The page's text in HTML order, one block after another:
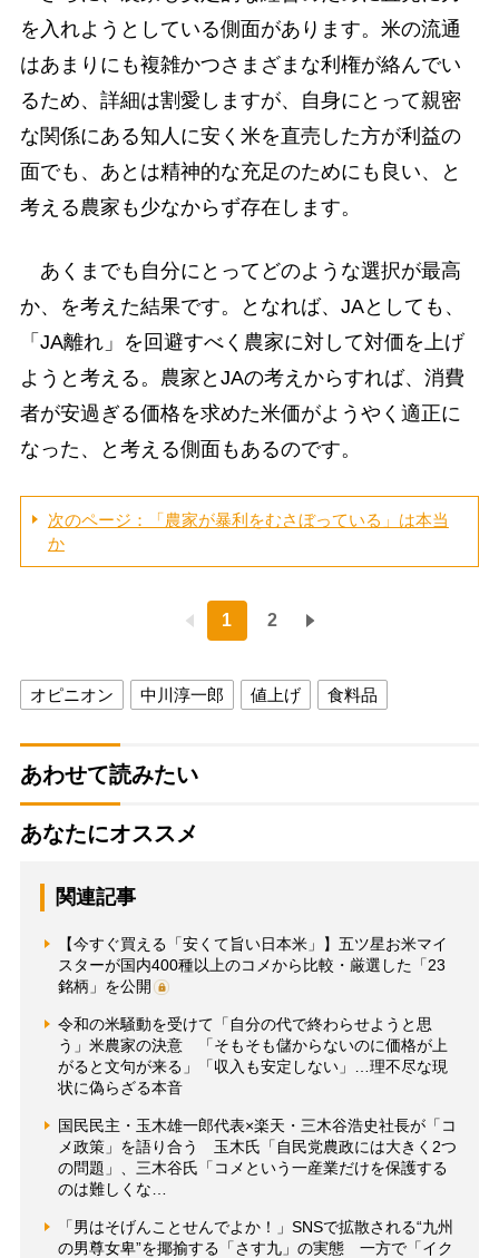
を入れようとしている側面があります。米の流通
はあまりにも複雑かつさまざまな利権が絡んでい
るため、詳細は割愛しますが、自身にとって親密
な関係にある知人に安く米を直売した方が利益の
面でも、あとは精神的な充足のためにも良い、と
考える農家も少なからず存在します。
あくまでも自分にとってどのような選択が最高
か、を考えた結果です。となれば、JAとしても、
「JA離れ」を回避すべく農家に対して対価を上げ
ようと考える。農家とJAの考えからすれば、消費
者が安過ぎる価格を求めた米価がようやく適正に
なった、と考える側面もあるのです。
次のページ：「農家が暴利をむさぼっている」は本当
か
1 2
オピニオン 中川淳一郎 値上げ 食料品
あわせて読みたい
あなたにオススメ
関連記事
【今すぐ買える「安くて旨い日本米」】五ツ星お米マイ
スターが国内400種以上のコメから比較・厳選した「23
銘柄」を公開
令和の米騒動を受けて「自分の代で終わらせようと思
う」米農家の決意 「そもそも儲からないのに価格が上
がると文句が来る」「収入も安定しない」…理不尽な現
状に偽らざる本音
国民民主・玉木雄一郎代表×楽天・三木谷浩史社長が「コ
メ政策」を語り合う 玉木氏「自民党農政には大きく2つ
の問題」、三木谷氏「コメという一産業だけを保護する
のは難しくな…
「男はそげんことせんでよか！」SNSで拡散される“九州
の男尊女卑”を揶揄する「さす九」の実態 一方で「イク